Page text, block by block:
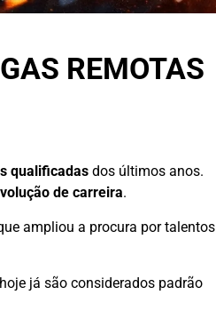
REMOTAS
qualificadas dos últimos anos.
de carreira.
ampliou a procura por talentos
já são considerados padrão